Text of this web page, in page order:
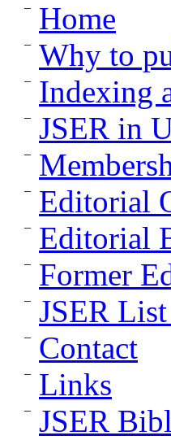
Home
Why to
Indexing
JSER in
Editorial
Editorial
Former
JSER
Contact
Links
JSER